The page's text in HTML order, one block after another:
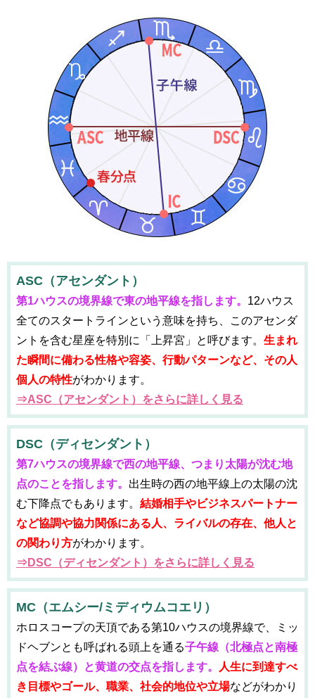
ASC（アセンダント）
第1ハウスの境界線で東の地平線を指します。 12ハウス
全てのスタートラインという意味を持ち、このアセンダ
ントを含む星座を特別に「上昇宮」と呼びます。 生まれ
た瞬間に備わる性格や容姿、行動パターンなど、その人
個人の特性がわかります。
⇒ASC（アセンダント）をさらに詳しく見る
DSC（ディセンダント）
第7ハウスの境界線で西の地平線、つまり太陽が沈む地
点のことを指します。 出生時の西の地平線上の太陽の沈
む下降点でもあります。 結婚相手やビジネスパートナー
など協調や協力関係にある人、ライバルの存在、他人と
の関わり方がわかります。
⇒DSC（ディセンダント）をさらに詳しく見る
MC（エムシー/ミディウムコエリ）
ホロスコープの天頂である第10ハウスの境界線で、ミッ
ドヘブンとも呼ばれる頭上を通る子午線（北極点と南極
点を結ぶ線）と黄道の交点を指します。
人生に到達すべ
き目標やゴール、職業、社会的地位や立場などがわかり